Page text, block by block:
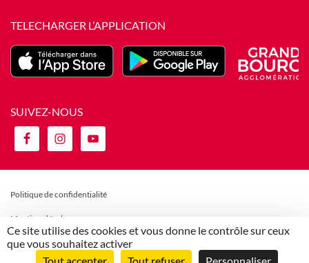
TELECHARGER L’APPLICATION
SUIVEZ-NOUS
Politique de confidentialité
Mentions légales
Politique de gestion des cookies
Ce site utilise des cookies et vous donne le contrôle sur ceux
que vous souhaitez activer